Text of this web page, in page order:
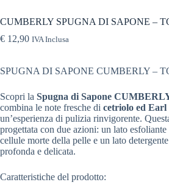
CUMBERLY SPUGNA DI SAPONE –
€ 12,90 IVA Inclusa
SPUGNA DI SAPONE CUMBERLY –
Scopri la Spugna di Sapone
combina le note fresche di cetriolo ed Earl
un’esperienza di pulizia rinvigorente.
progettata con due azioni: un lato
cellule morte della pelle e un lato
profonda e delicata.
Caratteristiche del prodotto: